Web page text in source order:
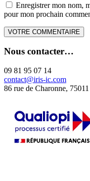
Enregistrer mon nom,
pour mon prochain
Nous contacter…
09 81 95 07 14
contact@iris-ic.com
86 rue de Charonne,